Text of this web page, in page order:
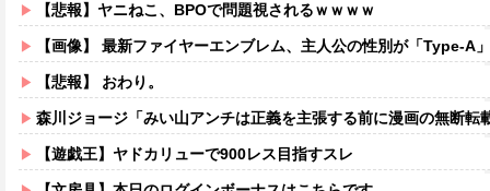
【悲報】ヤニねこ、BPOで問題視されるｗｗｗｗ
【画像】 最新ファイヤーエンブレム、主人公の性別が「Type-A」
【悲報】 おわり。
森川ジョージ「みい山アンチは正義を主張する前に漫画の無断
【遊戯王】ヤドカリューで900レス目指すスレ